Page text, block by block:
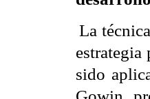
La
sido